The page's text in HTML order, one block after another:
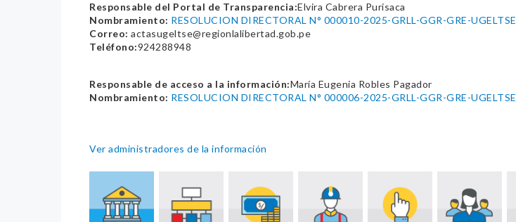
Responsable del Portal de Transparencia:Elvira Cabrera Purisaca
Nombramiento: RESOLUCION DIRECTORAL N° 000010-2025-GRLL-GGR-GRE-UGELTSE
Correo: actasugeltse@regionlalibertad.gob.pe
Teléfono:924288948
Responsable de acceso a la información:María Eugenia Robles Pagador
Nombramiento: RESOLUCION DIRECTORAL N° 000006-2025-GRLL-GGR-GRE-UGELTSE
Ver administradores de la información